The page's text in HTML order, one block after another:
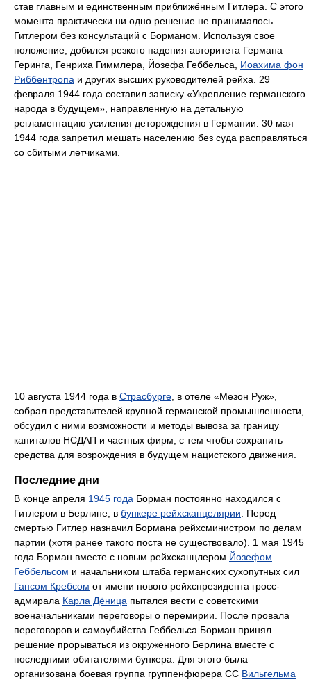
став главным и единственным приближённым Гитлера. С этого
момента практически ни одно решение не принималось
Гитлером без консультаций с Борманом. Используя свое
положение, добился резкого падения авторитета Германа
Геринга, Генриха Гиммлера, Йозефа Геббельса, Иоахима фон
Риббентропа и других высших руководителей рейха. 29
февраля 1944 года составил записку «Укрепление германского
народа в будущем», направленную на детальную
регламентацию усиления деторождения в Германии. 30 мая
1944 года запретил мешать населению без суда расправляться
со сбитыми летчиками.
10 августа 1944 года в Страсбурге , в отеле «Мезон Руж»,
собрал представителей крупной германской промышленности,
обсудил с ними возможности и методы вывоза за границу
капиталов НСДАП и частных фирм, с тем чтобы сохранить
средства для возрождения в будущем нацистского движения.
Последние дни
В конце апреля 1945 года Борман постоянно находился с
Гитлером в Берлине, в бункере рейхсканцелярии . Перед
смертью Гитлер назначил Бормана рейхсминистром по делам
партии (хотя ранее такого поста не существовало). 1 мая 1945
года Борман вместе с новым рейхсканцлером Йозефом
Геббельсом и начальником штаба германских сухопутных сил
Гансом Кребсом от имени нового рейхспрезидента гросс-
адмирала Карла Дёница пытался вести с советскими
военачальниками переговоры о перемирии. После провала
переговоров и самоубийства Геббельса Борман принял
решение прорываться из окружённого Берлина вместе с
последними обитателями бункера. Для этого была
организована боевая группа группенфюрера СС Вильгельма